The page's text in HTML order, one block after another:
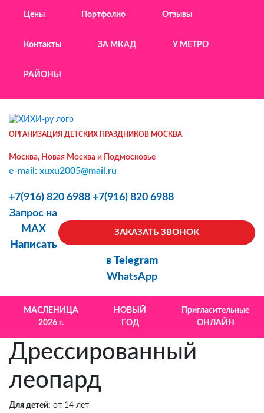
Цены Портфолио Отзывы
Контакты ЗА МКАД У МЕТРО
РАЙОНЫ
ОРГАНИЗАЦИЯ ДЕТСКИХ ПРАЗДНИКОВ МОСКВА
Москва, Новая Москва и Подмосковье
e-mail: xuxu2005@mail.ru
+7(916) 820 6988 +7(916) 820 6988
ЗАКАЗАТЬ ЗВОНОК
Запрос на
MAX
Написать
в Telegram
WhatsApp
МАСЛЕНИЦА
2026 г.
НОВЫЙ
ГОД
Пригласительные
ОНЛАЙН
Дрессированный
леопард
Для детей: от 14 лет